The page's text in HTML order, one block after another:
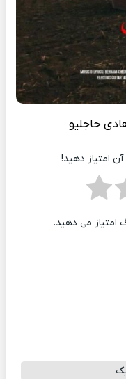
حاجلیو
امتیاز دهید!
امتیاز می دهید.